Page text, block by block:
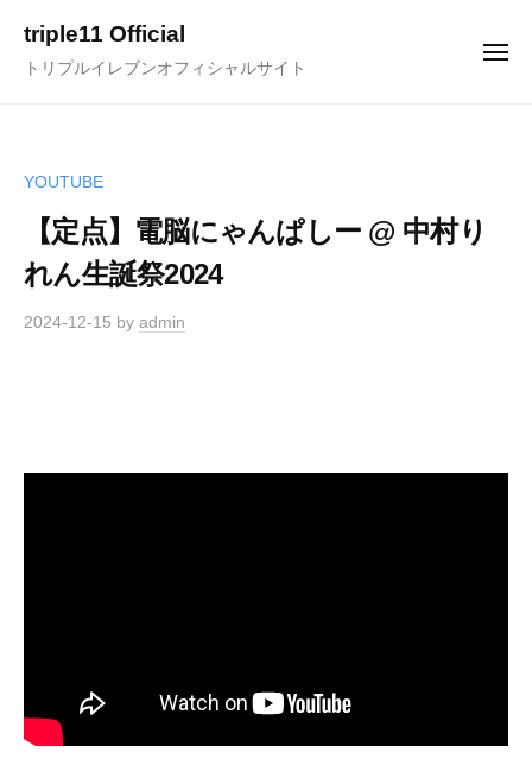
triple11 Official
トリプルイレブンオフィシャルサイト
メ
YOUTUBE
【定点】電脳にゃんぱしー @ 中村り
れん生誕祭2024
2024-12-15 by admin